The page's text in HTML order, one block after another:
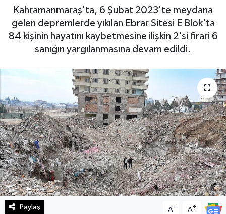
Kahramanmaraş'ta, 6 Şubat 2023'te meydana
gelen depremlerde yıkılan Ebrar Sitesi E Blok'ta
84 kişinin hayatını kaybetmesine ilişkin 2'si firari 6
sanığın yargılanmasına devam edildi.
Paylaş A- A+
Haberde İnsan
Kültür Sanat
Magazin
Manşet Altı
Manşetler
Resmi İlan
Sağlık
Spor